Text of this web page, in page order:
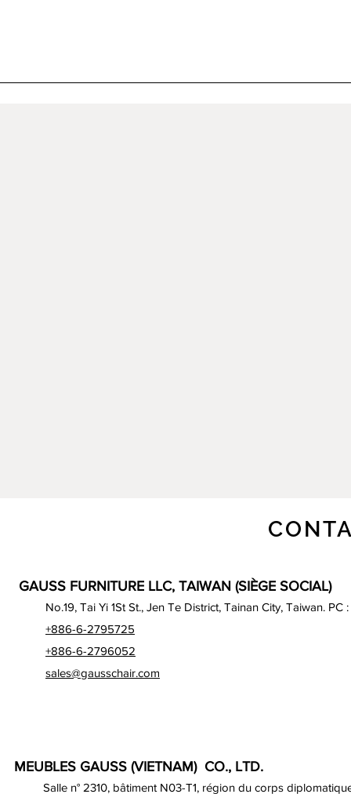
GAUSS FURNITURE LLC, TAIWAN (SIÈGE SOCIAL)
No.19, Tai Yi 1St St., Jen Te District, Tainan City, Taiwan. PC :
+886-6-2795725
+886-6-2796052
sales@gausschair.com
MEUBLES GAUSS (VIETNAM) CO., LTD.
Salle n° 2310, bâtiment N03-T1, région du corps